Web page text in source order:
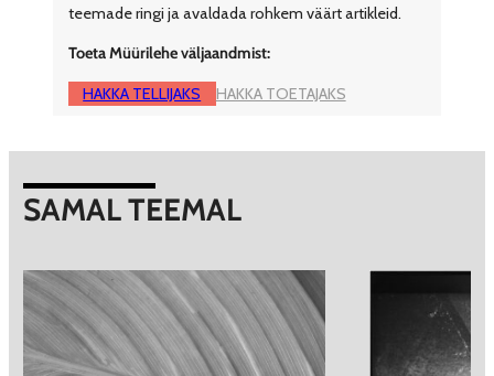
teemade ringi ja avaldada rohkem väärt artikleid.
Toeta Müürilehe väljaandmist:
HAKKA TELLIJAKS HAKKA TOETAJAKS
SAMAL TEEMAL